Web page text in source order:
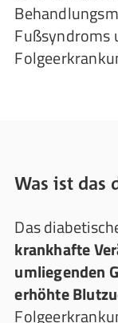
Fußsyndroms
Was ist das
Das
krankhafte
umliegenden
erhöhte